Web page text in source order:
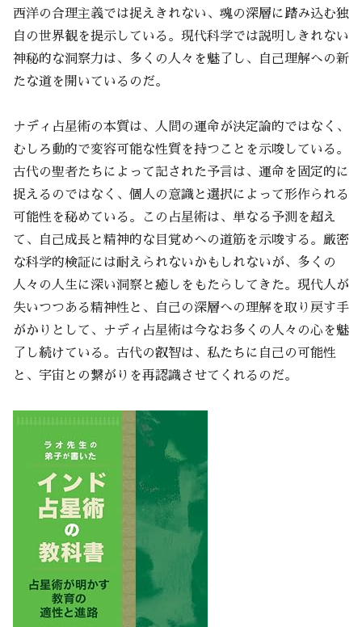
西洋の合理主義では捉えきれない、魂の深層に踏み込む独
自の世界観を提示している。現代科学では説明しきれない
神秘的な洞察力は、多くの人々を魅了し、自己理解への新
たな道を開いているのだ。
ナディ占星術の本質は、人間の運命が決定論的ではなく、
むしろ動的で変容可能な性質を持つことを示唆している。
古代の聖者たちによって記された予言は、運命を固定的に
捉えるのではなく、個人の意識と選択によって形作られる
可能性を秘めている。この占星術は、単なる予測を超え
て、自己成長と精神的な目覚めへの道筋を示唆する。厳密
な科学的検証には耐えられないかもしれないが、多くの
人々の人生に深い洞察と癒しをもたらしてきた。現代人が
失いつつある精神性と、自己の深層への理解を取り戻す手
がかりとして、ナディ占星術は今なお多くの人々の心を魅
了し続けている。古代の叡智は、私たちに自己の可能性
と、宇宙との繋がりを再認識させてくれるのだ。